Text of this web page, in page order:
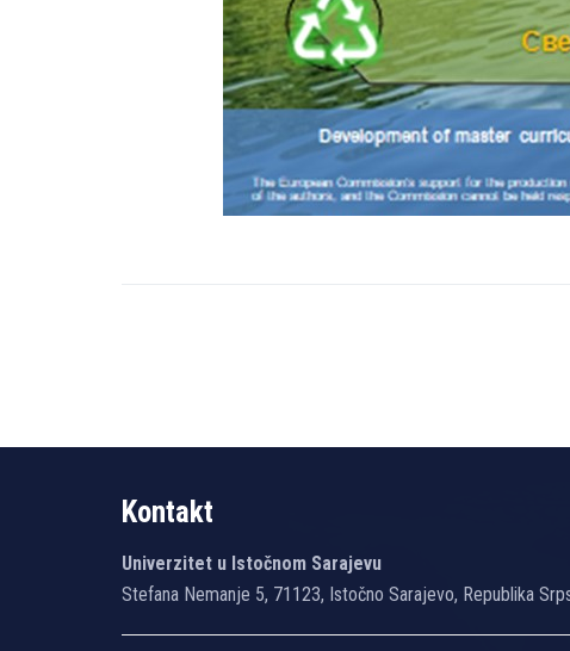
Kontakt
Univerzitet u Istočnom Sarajevu
Stefana Nemanje 5, 71123, Istočno Sarajevo, Republika